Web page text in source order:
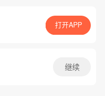
App免费看
打开APP
继续